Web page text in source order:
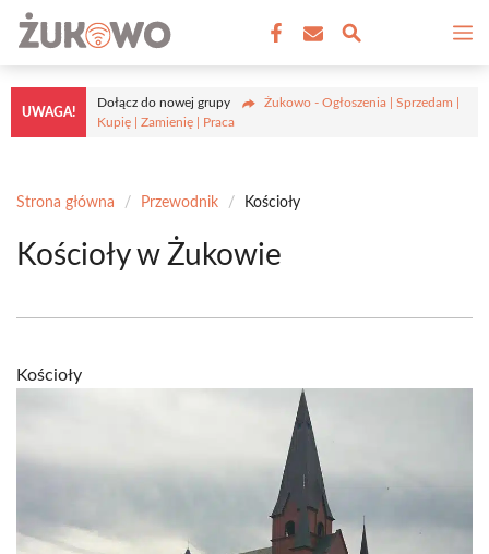
Przejdź
treści
UWAGA!
Dołącz do nowej grupy
Żukowo - Ogłoszenia | Sprzedam |
Kupię | Zamienię | Praca
Strona główna / Przewodnik / Kościoły
Kościoły w Żukowie
Kościoły